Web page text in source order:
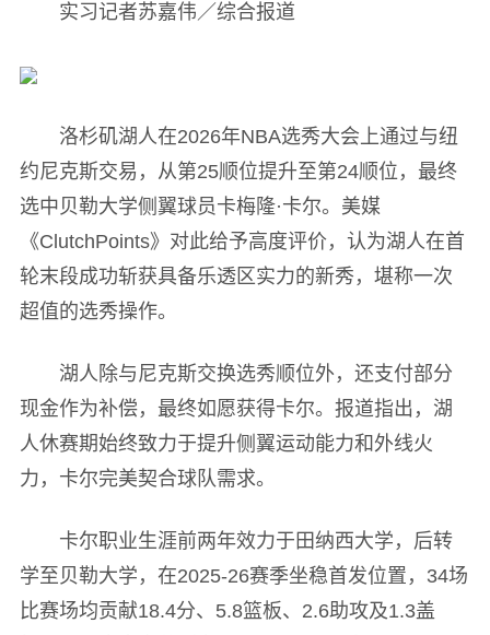
实习记者苏嘉伟／综合报道
洛杉矶湖人在2026年NBA选秀大会上通过与纽
约尼克斯交易，从第25顺位提升至第24顺位，最终
选中贝勒大学侧翼球员卡梅隆·卡尔。美媒
《ClutchPoints》对此给予高度评价，认为湖人在首
轮末段成功斩获具备乐透区实力的新秀，堪称一次
超值的选秀操作。
湖人除与尼克斯交换选秀顺位外，还支付部分
现金作为补偿，最终如愿获得卡尔。报道指出，湖
人休赛期始终致力于提升侧翼运动能力和外线火
力，卡尔完美契合球队需求。
卡尔职业生涯前两年效力于田纳西大学，后转
学至贝勒大学，在2025-26赛季坐稳首发位置，34场
比赛场均贡献18.4分、5.8篮板、2.6助攻及1.3盖